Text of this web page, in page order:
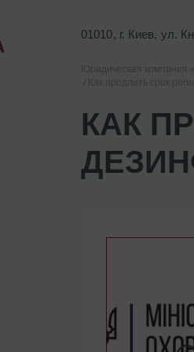
01010, г. Киев, ул.
КАК